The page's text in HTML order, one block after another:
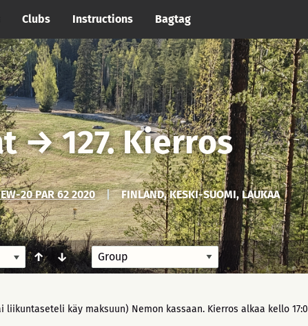
Clubs Instructions Bagtag
→127. Kierros
20 PAR 62 2020 | FINLAND, KESKI-SUOMI, LAUKAA
↑ ↓
käy maksuun) Nemon kassaan. Kierros alkaa kello